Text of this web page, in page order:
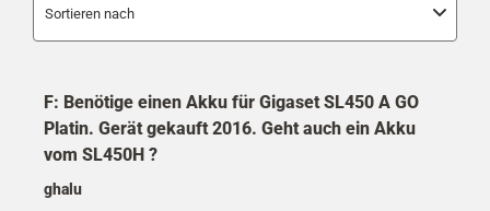
Sortieren nach
F: Benötige einen Akku für Gigaset SL450 A GO
Platin. Gerät gekauft 2016. Geht auch ein Akku
vom SL450H ?
ghalu